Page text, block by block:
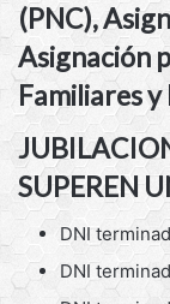
(PNC),
Asignación
Familiares
SUPEREN
DNI
DNI